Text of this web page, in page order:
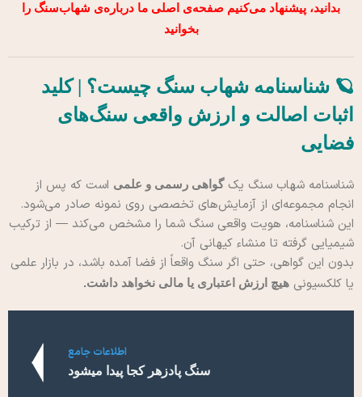
بدانید، پیشنهاد می‌کنیم صفحه‌ی اصلی ما درباره‌ی شهاب‌سنگ را
بخوانید
🪐 شناسنامه شهاب سنگ چیست؟ | کلید
اثبات اصالت و ارزش واقعی سنگ‌های
فضایی
شناسنامه شهاب سنگ یکگواهی رسمی و علمی است که پس از
انجام مجموعه‌ای از آزمایش‌های تخصصی روی نمونه صادر می‌شود.
این شناسنامه، هویت واقعی سنگ شما را مشخص می‌کند — از ترکیب
شیمیایی گرفته تا منشاء کیهانی آن.
بدون این گواهی، حتی اگر سنگ واقعاً از فضا آمده باشد، در بازار علمی
یا کلکسیونی هیچ ارزش اعتباری یا مالی نخواهد داشت.
اطلاعات جامع
سنگ پادزهر کجا پیدا میشود